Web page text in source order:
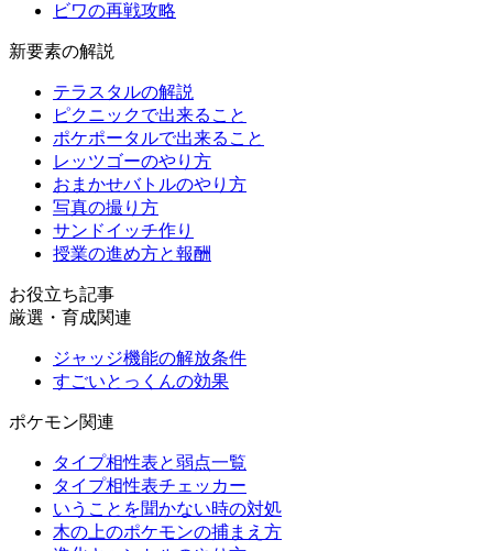
ビワの再戦攻略
新要素の解説
テラスタルの解説
ピクニックで出来ること
ポケポータルで出来ること
レッツゴーのやり方
おまかせバトルのやり方
写真の撮り方
サンドイッチ作り
授業の進め方と報酬
お役立ち記事
厳選・育成関連
ジャッジ機能の解放条件
すごいとっくんの効果
ポケモン関連
タイプ相性表と弱点一覧
タイプ相性表チェッカー
いうことを聞かない時の対処
木の上のポケモンの捕まえ方